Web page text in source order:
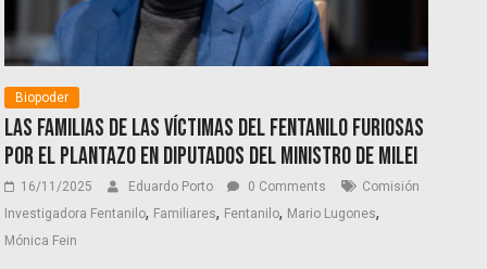
Biopoder
Las familias de las víctimas del fentanilo furiosas
por el plantazo en Diputados del ministro de Milei
16/11/2025 Eduardo Porto 0 Comments
Comisión
Investigadora Fentanilo, Familiares, Fentanilo, Mario Lugones,
Mónica Fein